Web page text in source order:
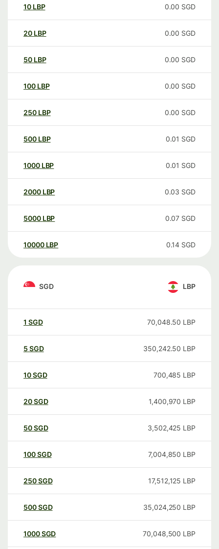
10 LBP 0.00 SGD
20 LBP 0.00 SGD
50 LBP 0.00 SGD
100 LBP 0.00 SGD
250 LBP 0.00 SGD
500 LBP 0.01 SGD
1000 LBP 0.01 SGD
2000 LBP 0.03 SGD
5000 LBP 0.07 SGD
10000 LBP 0.14 SGD
SGD LBP
1 SGD 70,048.50 LBP
5 SGD 350,242.50 LBP
10SGD 700,485 LBP
20SGD 1,400,970 LBP
50SGD 3,502,425 LBP
100SGD 7,004,850 LBP
250SGD 17,512,125 LBP
500SGD 35,024,250 LBP
1000SGD 70,048,500 LBP